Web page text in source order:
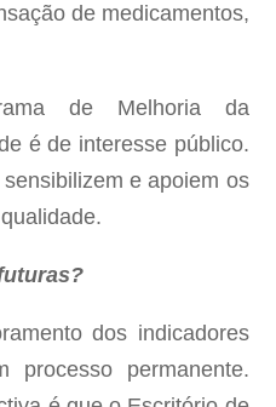
de medicamentos,
de Melhoria da
é de interesse público.
e apoiem os
dos indicadores
permanente.